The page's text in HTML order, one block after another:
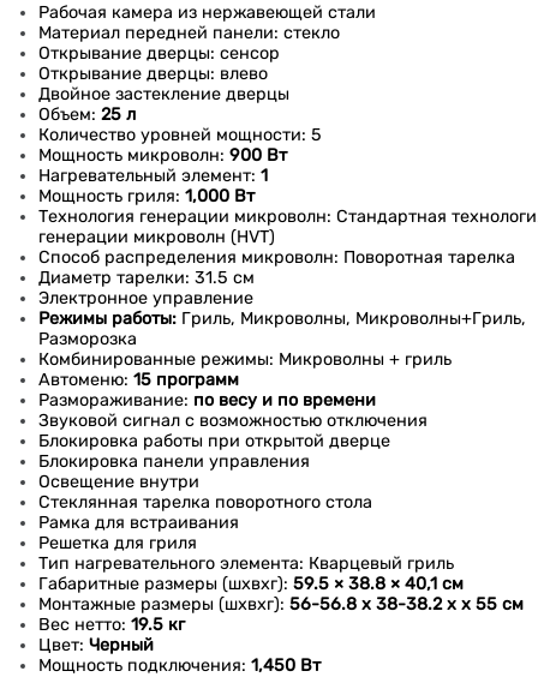
Рабочая камера из нержавеющей стали
Материал передней панели: стекло
Открывание дверцы: сенсор
Открывание дверцы: влево
Двойное застекление дверцы
Объем:25 л
Количество уровней мощности: 5
Мощность микроволн: 900 Вт
Нагревательный элемент:1
Мощность гриля:1,000 Вт
Технология генерации микроволн: Стандартная
генерации микроволн (HVT)
Способ распределения микроволн: Поворотная тарелка
Диаметр тарелки: 31.5 см
Электронное управление
Режимы работы: Гриль, Микроволны, Микроволны+Гриль,
Разморозка
Комбинированные режимы: Микроволны + гриль
Автоменю:15 программ
Размораживание: по весу и по времени
Звуковой сигнал с возможностью отключения
Блокировка работы при открытой дверце
Блокировка панели управления
Освещение внутри
Стеклянная тарелка поворотного стола
Рамка для встраивания
Решетка для гриля
Тип нагревательного элемента: Кварцевый гриль
Габаритные размеры (шхвхг):59.5 × 38.8 × 40,1 см
Монтажные размеры (шхвхг):56-56.8 х 38-38.2 х х 55 см
Вес нетто:19.5 кг
Цвет:Черный
Мощность подключения:1,450 Вт